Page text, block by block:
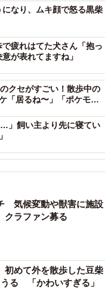
しょうか？
でした。この日は雪
を眺めていました。
見れるスポットで、
ちらを覗いているポ
の？』という表情で私
でなでしておりまし
でて欲しいのか、耳
向いておりました。
になり、ムキ顔で怒る黒柴
疲れはてた犬さん「抱っ
が表れてますね」
クセがすごい！散歩中の
「居るね〜」「ポケモン
…」飼い主より先に寝てい
気候変動や獣害に施設
ラファン募る
初めて外を散歩した豆柴
る 「かわいすぎる」